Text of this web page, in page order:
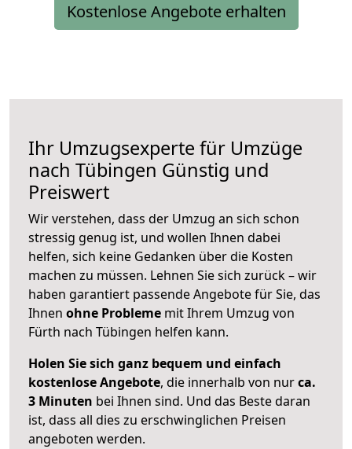
Kostenlose Angebote erhalten
Ihr Umzugsexperte für Umzüge
nach Tübingen Günstig und
Preiswert
Wir verstehen, dass der Umzug an sich schon
stressig genug ist, und wollen Ihnen dabei
helfen, sich keine Gedanken über die Kosten
machen zu müssen. Lehnen Sie sich zurück – wir
haben garantiert passende Angebote für Sie, das
Ihnen ohne Probleme mit Ihrem Umzug von
Fürth nach Tübingen helfen kann.
Holen Sie sich ganz bequem und einfach
kostenlose Angebote, die innerhalb von nurca.
3 Minuten bei Ihnen sind. Und das Beste daran
ist, dass all dies zu erschwinglichen Preisen
angeboten werden.